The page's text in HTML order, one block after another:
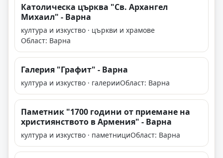
Католическа църква "Св. Архангел
Михаил" - Варна
култура и изкуство · църкви и храмове
Област: Варна
Галерия "Графит" - Варна
култура и изкуство · галерииОбласт: Варна
Паметник "1700 години от приемане на
християнството в Армения" - Варна
култура и изкуство · паметнициОбласт: Варна